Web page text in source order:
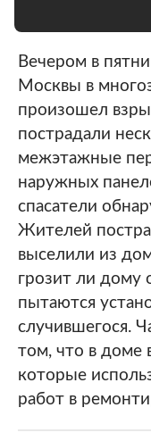
Вечером в
Москвы в
произошел
пострадали
межэтажные
наружных
спасатели
Жителей
выселили из
грозит ли дому
пытаются
случившегося.
том, что в доме
которые
работ в